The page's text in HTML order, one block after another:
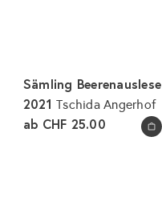
In den Warenkorb legen
Sämling Beerenauslese
2021Tschida Angerhof
ab CHF 25.00